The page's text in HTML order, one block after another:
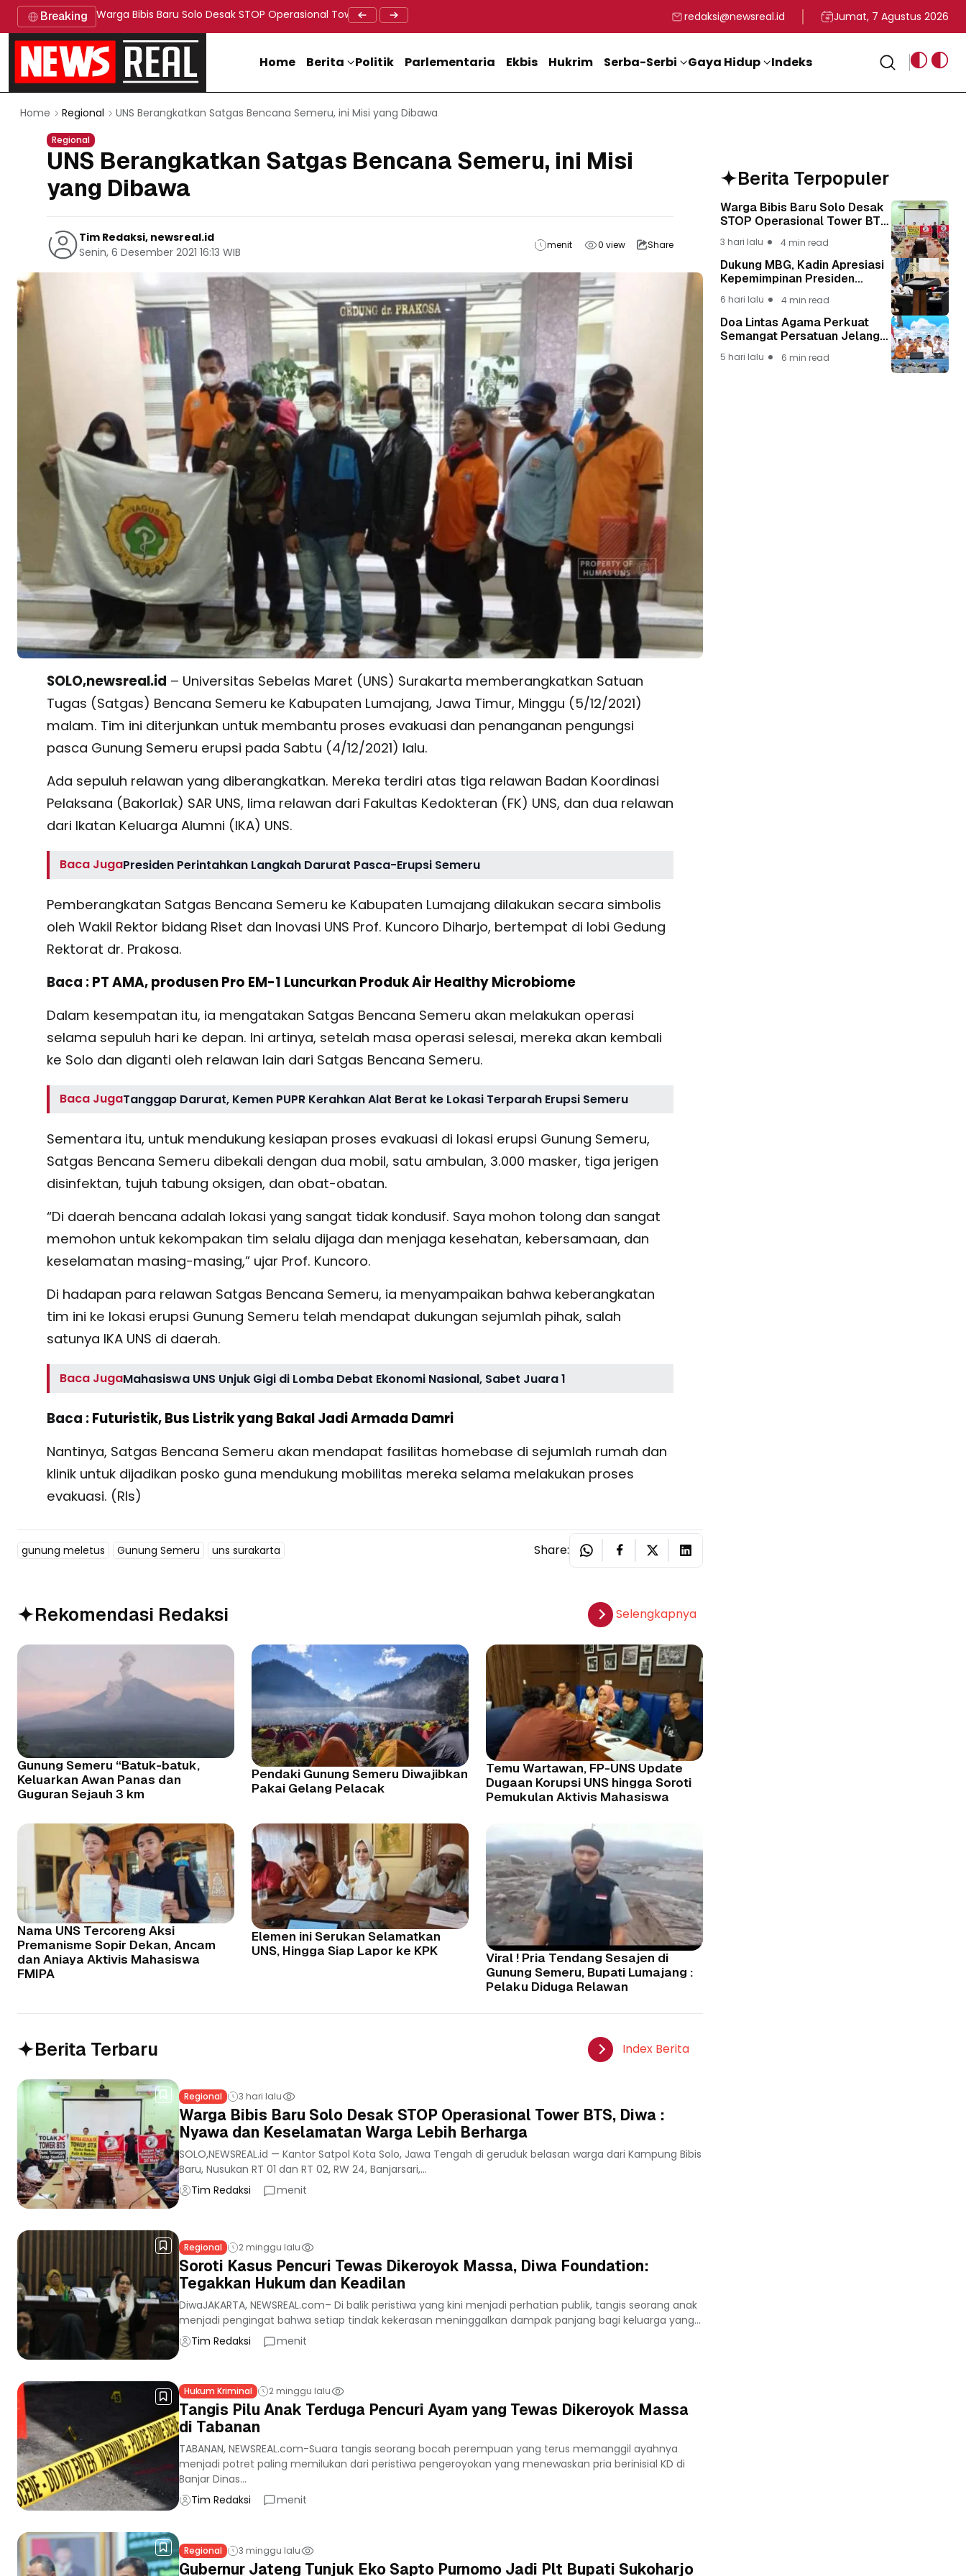
Breaking Warga Bibis Baru Solo Desak STOP Operasional Tower BTS, Diwa : Nyawa dan Keselamatan Warga Lebih Berharga
Doa Lintas Agama Perkuat Semangat Persatuan Jelang HUT ke-81 Kemerdekaan RIDukung MBG, Kadin Apresiasi Kepemimpinan Presiden Prabowo yang
Staf Khusus Menag RI
redaksi@newsreal.id Jumat, 7 Agustus 2026
Home Berita Politik Parlementaria Ekbis Hukrim Serba-Serbi Gaya Hidup Indeks
Home Regional UNS Berangkatkan Satgas Bencana Semeru, ini Misi yang Dibawa
Regional
UNS Berangkatkan Satgas Bencana Semeru, ini Misi
yang Dibawa
Tim Redaksi, newsreal.id
Senin, 6 Desember 2021 16:13 WIB
menit 0view Share
SOLO,newsreal.id – Universitas Sebelas Maret (UNS) Surakarta memberangkatkan Satuan
Tugas (Satgas) Bencana Semeru ke Kabupaten Lumajang, Jawa Timur, Minggu (5/12/2021)
malam. Tim ini diterjunkan untuk membantu proses evakuasi dan penanganan pengungsi
pasca Gunung Semeru erupsi pada Sabtu (4/12/2021) lalu.
Ada sepuluh relawan yang diberangkatkan. Mereka terdiri atas tiga relawan Badan Koordinasi
Pelaksana (Bakorlak) SAR UNS, lima relawan dari Fakultas Kedokteran (FK) UNS, dan dua relawan
dari Ikatan Keluarga Alumni (IKA) UNS.
Baca JugaPresiden Perintahkan Langkah Darurat Pasca-Erupsi Semeru
Pemberangkatan Satgas Bencana Semeru ke Kabupaten Lumajang dilakukan secara simbolis
oleh Wakil Rektor bidang Riset dan Inovasi UNS Prof. Kuncoro Diharjo, bertempat di lobi Gedung
Rektorat dr. Prakosa.
Baca : PT AMA, produsen Pro EM-1 Luncurkan Produk Air Healthy Microbiome
Dalam kesempatan itu, ia mengatakan Satgas Bencana Semeru akan melakukan operasi
selama sepuluh hari ke depan. Ini artinya, setelah masa operasi selesai, mereka akan kembali
ke Solo dan diganti oleh relawan lain dari Satgas Bencana Semeru.
Baca JugaTanggap Darurat, Kemen PUPR Kerahkan Alat Berat ke Lokasi Terparah Erupsi Semeru
Sementara itu, untuk mendukung kesiapan proses evakuasi di lokasi erupsi Gunung Semeru,
Satgas Bencana Semeru dibekali dengan dua mobil, satu ambulan, 3.000 masker, tiga jerigen
disinfektan, tujuh tabung oksigen, dan obat-obatan.
“Di daerah bencana adalah lokasi yang sangat tidak kondusif. Saya mohon tolong dan sangat
memohon untuk kekompakan tim selalu dijaga dan menjaga kesehatan, kebersamaan, dan
keselamatan masing-masing,” ujar Prof. Kuncoro.
Di hadapan para relawan Satgas Bencana Semeru, ia menyampaikan bahwa keberangkatan
tim ini ke lokasi erupsi Gunung Semeru telah mendapat dukungan sejumlah pihak, salah
satunya IKA UNS di daerah.
Baca JugaMahasiswa UNS Unjuk Gigi di Lomba Debat Ekonomi Nasional, Sabet Juara 1
Baca : Futuristik, Bus Listrik yang Bakal Jadi Armada Damri
Nantinya, Satgas Bencana Semeru akan mendapat fasilitas homebase di sejumlah rumah dan
klinik untuk dijadikan posko guna mendukung mobilitas mereka selama melakukan proses
evakuasi. (Rls)
gunung meletus Gunung Semeru uns surakarta Share:
Rekomendasi Redaksi Selengkapnya
Gunung Semeru “Batuk-batuk,
Keluarkan Awan Panas dan
Guguran Sejauh 3 km
Pendaki Gunung Semeru Diwajibkan
Pakai Gelang Pelacak
Temu Wartawan, FP-UNS Update
Dugaan Korupsi UNS hingga Soroti
Pemukulan Aktivis Mahasiswa
Nama UNS Tercoreng Aksi
Premanisme Sopir Dekan, Ancam
dan Aniaya Aktivis Mahasiswa
FMIPA
Elemen ini Serukan Selamatkan
UNS, Hingga Siap Lapor ke KPK
Viral ! Pria Tendang Sesajen di
Gunung Semeru, Bupati Lumajang :
Pelaku Diduga Relawan
Berita Terbaru Index Berita
Regional 3 hari lalu
Warga Bibis Baru Solo Desak STOP Operasional Tower BTS, Diwa :
Nyawa dan Keselamatan Warga Lebih Berharga
SOLO,NEWSREAL.id — Kantor Satpol Kota Solo, Jawa Tengah di geruduk belasan warga dari Kampung Bibis
Baru, Nusukan RT 01 dan RT 02, RW 24, Banjarsari,...
Tim Redaksi
menit
Regional 2 minggu lalu
Soroti Kasus Pencuri Tewas Dikeroyok Massa, Diwa Foundation:
Tegakkan Hukum dan Keadilan
DiwaJAKARTA, NEWSREAL.com– Di balik peristiwa yang kini menjadi perhatian publik, tangis seorang anak
menjadi pengingat bahwa setiap tindak kekerasan meninggalkan dampak panjang bagi keluarga yang...
Tim Redaksi
menit
Hukum Kriminal 2 minggu lalu
Tangis Pilu Anak Terduga Pencuri Ayam yang Tewas Dikeroyok Massa
di Tabanan
TABANAN, NEWSREAL.com-Suara tangis seorang bocah perempuan yang terus memanggil ayahnya
menjadi potret paling memilukan dari peristiwa pengeroyokan yang menewaskan pria berinisial KD di
Banjar Dinas...
Tim Redaksi
menit
Regional 3 minggu lalu
Gubernur Jateng Tunjuk Eko Sapto Purnomo Jadi Plt Bupati Sukoharjo
Berita Terpopuler
Warga Bibis Baru Solo Desak
STOP Operasional Tower BTS,
Keselamatan Warga Lebih
Berharga
3 hari lalu 4 min read
Dukung MBG, Kadin Apresiasi
Kepemimpinan Presiden
6 hari lalu 4 min read
Doa Lintas Agama Perkuat
Semangat Persatuan Jelang
5 hari lalu 6 min read